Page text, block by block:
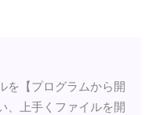
を【プログラムから開
、上手くファイルを開